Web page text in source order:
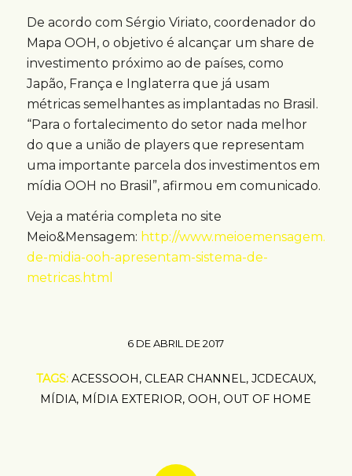
De acordo com Sérgio Viriato, coordenador do
Mapa OOH, o objetivo é alcançar um share de
investimento próximo ao de países, como
Japão, França e Inglaterra que já usam
métricas semelhantes as implantadas no Brasil.
“Para o fortalecimento do setor nada melhor
do que a união de players que representam
uma importante parcela dos investimentos em
mídia OOH no Brasil”, afirmou em comunicado.
Veja a matéria completa no site
Meio&Mensagem: http://
de-midia-ooh-apresentam-sistema-de-
metricas.html
6 DE ABRIL DE 2017
TAGS: ACESSOOH, CLEAR CHANNEL, JCDECAUX,
MÍDIA, MÍDIA EXTERIOR, OOH, OUT OF HOME